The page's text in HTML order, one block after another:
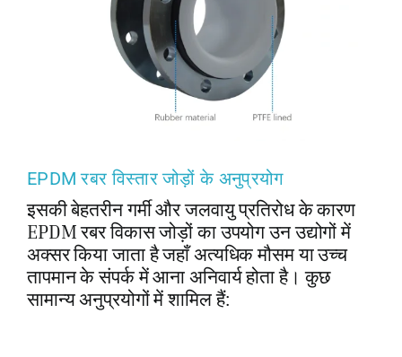
EPDM रबर विस्तार जोड़ों के अनुप्रयोग
इसकी बेहतरीन गर्मी और जलवायु प्रतिरोध के कारण
EPDM रबर विकास जोड़ों का उपयोग उन उद्योगों में
अक्सर किया जाता है जहाँ अत्यधिक मौसम या उच्च
तापमान के संपर्क में आना अनिवार्य होता है। कुछ
सामान्य अनुप्रयोगों में शामिल हैं: